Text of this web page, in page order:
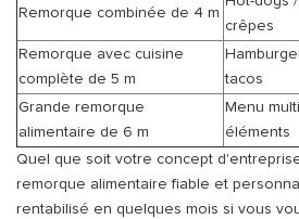
Remorque combinée de 4 m
crêpes
Remorque avec cuisine
complète de 5 m
tacos
Grande remorque
alimentaire de 6 m
Menu
éléments
Quel que soit votre concept
remorque alimentaire fiable et
rentabilisé en quelques mois si vous